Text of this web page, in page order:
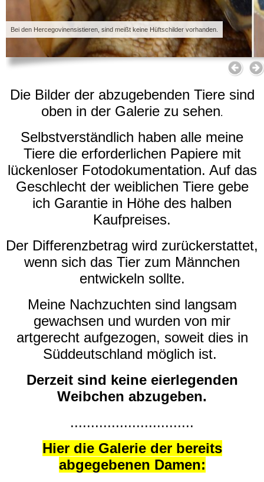
Bei den Hercegovinensistieren, sind meißt keine Hüftschilder vorhanden.
Die Bilder der abzugebenden Tiere sind
oben in der Galerie zu sehen.
Selbstverständlich haben alle meine
Tiere die erforderlichen Papiere mit
lückenloser Fotodokumentation. Auf das
Geschlecht der weiblichen Tiere gebe
ich Garantie in Höhe des halben
Kaufpreises.
Der Differenzbetrag wird zurückerstattet,
wenn sich das Tier zum Männchen
entwickeln sollte.
Meine Nachzuchten sind langsam
gewachsen und wurden von mir
artgerecht aufgezogen, soweit dies in
Süddeutschland möglich ist.
Derzeit sind keine eierlegenden
Weibchen abzugeben.
..............................
Hier die Galerie der bereits
abgegebenen Damen: